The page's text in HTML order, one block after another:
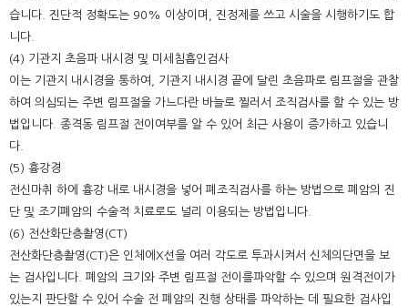
습니다. 진단적 정확도는 90% 이상이며, 진정제를 쓰고 시술을 시행하기도 합
니다.
(4) 기관지 초음파 내시경 및 미세침흡인검사
이는 기관지 내시경을 통하여, 기관지 내시경 끝에 달린 초음파로 림프절을 관찰
하여 의심되는 주변 림프절을 가느다란 바늘로 찔러서 조직검사를 할 수 있는 방
법입니다. 종격동 림프절 전이여부를 알 수 있어 최근 사용이 증가하고 있습니
다.
(5) 흉강경
전신마취 하에 흉강 내로 내시경을 넣어 폐조직검사를 하는 방법으로 폐암의 진
단 및 조기폐암의 수술적 치료로도 널리 이용되는 방법입니다.
(6) 전산화단층촬영(CT)
전산화단층촬영(CT)은 인체에X선을 여러 각도로 투과시켜서 신체의단면을 보
는 검사입니다. 폐암의 크기와 주변 림프절 전이를파악할 수 있으며 원격전이가
있는지 판단할 수 있어 수술 전 폐암의 진행 상태를 파악하는 데 필요한 검사입